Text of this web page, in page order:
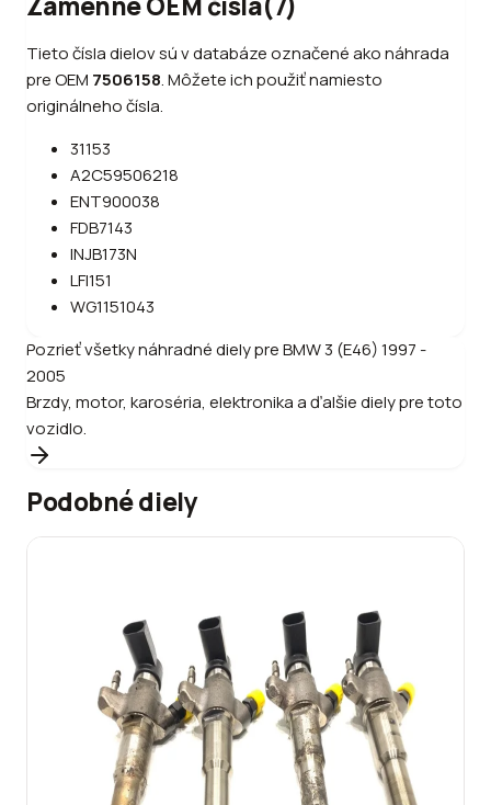
Tieto čísla dielov sú v databáze označené ako náhrada
pre OEM 7506158.Môžete ich použiť namiesto
originálneho čísla.
31153
A2C59506218
ENT900038
FDB7143
INJB173N
LFI151
WG1151043
Pozrieť všetky náhradné diely preBMW3 (E46) 1997 -
2005
Brzdy, motor, karoséria, elektronika a ďalšie diely pre toto
vozidlo.
Podobné diely